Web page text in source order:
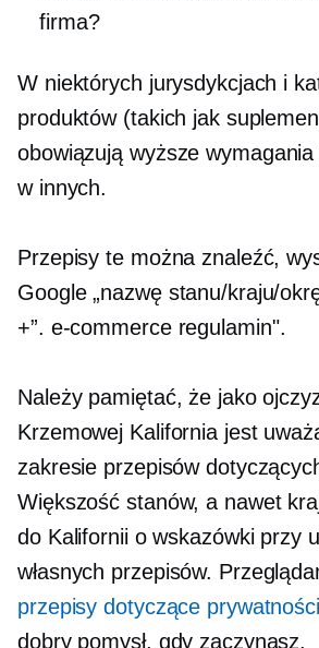
firma?
W niektórych jurysdykcjach i
produktów (takich jak
obowiązują wyższe
w innych.
Przepisy te można znaleźć,
Google „nazwę stanu/kraju/
+”. e-commerceregulamin".
Należy pamiętać, że jako
Krzemowej Kalifornia jest
zakresie przepisów
Większość stanów, a nawet
do Kalifornii o wskazówki przy
własnych przepisów.
przepisy dotyczące
dobry pomysł, gdy zaczynasz.